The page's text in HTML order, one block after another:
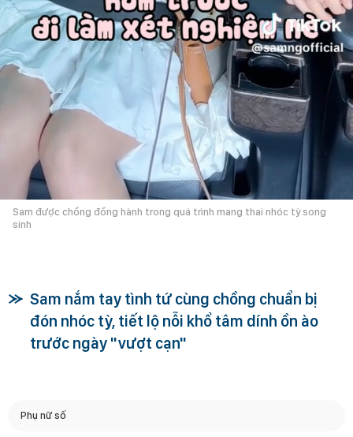
Sam được chồng đồng hành trong quá trình mang thai nhóc tỳ song
sinh
Sam nắm tay tình tứ cùng chồng chuẩn bị
đón nhóc tỳ, tiết lộ nỗi khổ tâm dính ồn ào
trước ngày "vượt cạn"
Phụ nữ số